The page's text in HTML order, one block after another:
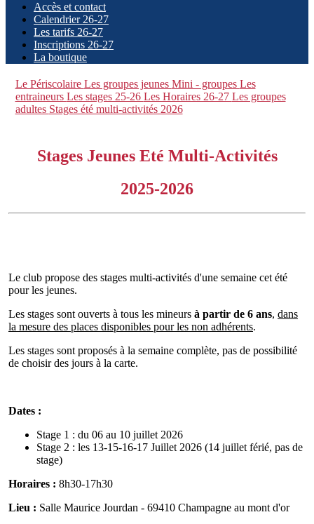
Accès et contact
Calendrier 26-27
Les tarifs 26-27
Inscriptions 26-27
La boutique
Le Périscolaire Les groupes jeunes Mini - groupes Les
entraineurs Les stages 25-26 Les Horaires 26-27 Les groupes
adultes Stages été multi-activités 2026
Stages Jeunes Eté Multi-Activités
2025-2026
Le club propose des stages multi-activités d'une semaine cet été
pour les jeunes.
Les stages sont ouverts à tous les mineurs à partir de 6 ans, dans
la mesure des places disponibles pour les non adhérents.
Les stages sont proposés à la semaine complète, pas de possibilité
de choisir des jours à la carte.
Dates :
Stage 1 : du 06 au 10 juillet 2026
Stage 2 : les 13-15-16-17 Juillet 2026 (14 juillet férié, pas de
stage)
Horaires : 8h30-17h30
Lieu : Salle Maurice Jourdan - 69410 Champagne au mont d'or